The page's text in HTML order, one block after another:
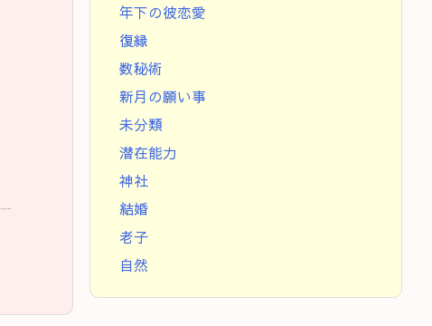
年下の彼恋愛
復縁
数秘術
新月の願い事
未分類
潜在能力
神社
結婚
老子
自然